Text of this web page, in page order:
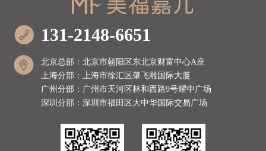
131-2148-6651
北京总部：北京市朝阳区东北京财富中心A座
上海分部：上海市徐汇区肇飞雕国际大厦
广州分部：广州市天河区林和西路9号耀中广场
深圳分部：深圳市福田区大中华国际交易广场